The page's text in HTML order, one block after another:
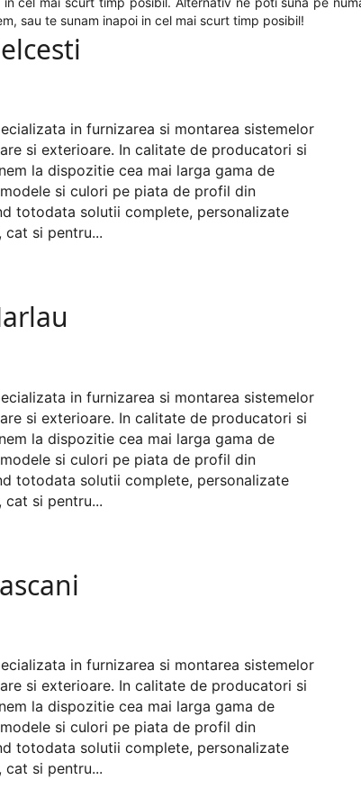
sau te sunam inapoi in cel mai scurt timp posibil!
in furnizarea si montarea sistemelor
si exterioare. In calitate de producatori si
la dispozitie cea mai larga gama de
si culori pe piata de profil din
totodata solutii complete, personalizate
cat si pentru...
in furnizarea si montarea sistemelor
si exterioare. In calitate de producatori si
la dispozitie cea mai larga gama de
si culori pe piata de profil din
totodata solutii complete, personalizate
cat si pentru...
in furnizarea si montarea sistemelor
si exterioare. In calitate de producatori si
la dispozitie cea mai larga gama de
si culori pe piata de profil din
totodata solutii complete, personalizate
cat si pentru...